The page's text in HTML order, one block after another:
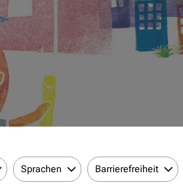
Sprachen Barrierefreiheit